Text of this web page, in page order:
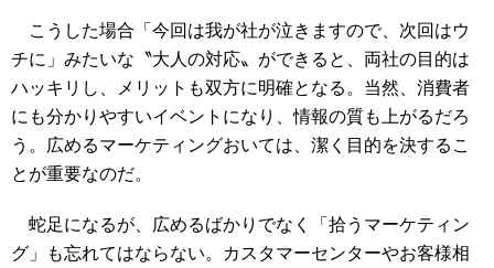
こうした場合「今回は我が社が泣きますので、次回はウ
チに」みたいな〝大人の対応〟ができると、両社の目的は
ハッキリし、メリットも双方に明確となる。当然、消費者
にも分かりやすいイベントになり、情報の質も上がるだろ
う。広めるマーケティングおいては、潔く目的を決するこ
とが重要なのだ。
蛇足になるが、広めるばかりでなく「拾うマーケティン
グ」も忘れてはならない。カスタマーセンターやお客様相